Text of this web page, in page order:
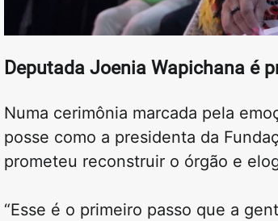
Deputada Joenia Wapichana é
Numa cerimônia marcada pela
posse como a presidenta da
prometeu reconstruir o órgão e
“Esse é o primeiro passo que a